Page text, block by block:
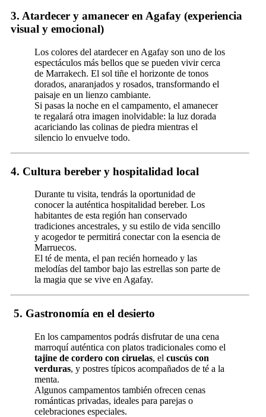
3. Atardecer y amanecer en Agafay (experiencia
visual y emocional)
Los colores del atardecer en Agafay son uno de los
espectáculos más bellos que se pueden vivir cerca
de Marrakech. El sol tiñe el horizonte de tonos
dorados, anaranjados y rosados, transformando el
paisaje en un lienzo cambiante.
Si pasas la noche en el campamento, el amanecer
te regalará otra imagen inolvidable: la luz dorada
acariciando las colinas de piedra mientras el
silencio lo envuelve todo.
4. Cultura bereber y hospitalidad local
Durante tu visita, tendrás la oportunidad de
conocer la auténtica hospitalidad bereber. Los
habitantes de esta región han conservado
tradiciones ancestrales, y su estilo de vida sencillo
y acogedor te permitirá conectar con la esencia de
Marruecos.
El té de menta, el pan recién horneado y las
melodías del tambor bajo las estrellas son parte de
la magia que se vive en Agafay.
5. Gastronomía en el desierto
En los campamentos podrás disfrutar de una cena
marroquí auténtica con platos tradicionales como el
tajine de cordero con ciruelas, el cuscús con
verduras, y postres típicos acompañados de té a la
menta.
Algunos campamentos también ofrecen cenas
románticas privadas, ideales para parejas o
celebraciones especiales.